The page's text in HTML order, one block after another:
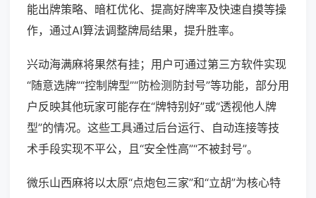
能出牌策略、暗杠优化、提高好牌率及快速自摸等操
作，通过AI算法调整牌局结果，提升胜率。
兴动海满麻将果然有挂；用户可通过第三方软件实现
“随意选牌”“控制牌型”“防检测防封号”等功能，部分用
户反映其他玩家可能存在“牌特别好”或“透视他人牌
型”的情况。这些工具通过后台运行、自动连接等技
术手段实现不平公，且“安全性高”“不被封号”。
微乐山西麻将以太原“点炮包三家”和“立胡”为核心特